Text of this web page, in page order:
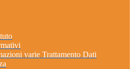
varie Trattamento Dati